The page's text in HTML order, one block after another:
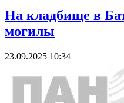
На кладбище в
могилы
23.09.2025 10:34